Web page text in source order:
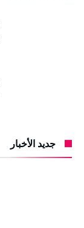
جديد الأخبار